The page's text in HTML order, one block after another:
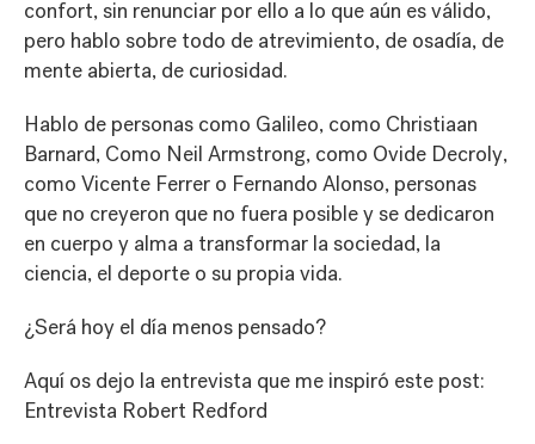
confort, sin renunciar por ello a lo que aún es válido,
pero hablo sobre todo de atrevimiento, de osadía, de
mente abierta, de curiosidad.
Hablo de personas como Galileo, como Christiaan
Barnard, Como Neil Armstrong, como Ovide Decroly,
como Vicente Ferrer o Fernando Alonso, personas
que no creyeron que no fuera posible y se dedicaron
en cuerpo y alma a transformar la sociedad, la
ciencia, el deporte o su propia vida.
¿Será hoy el día menos pensado?
Aquí os dejo la entrevista que me inspiró este post:
Entrevista Robert Redford